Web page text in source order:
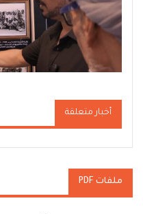
أخبار متعلقة
ملفات PDF